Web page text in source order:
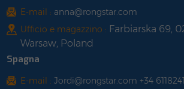
E-mail : anna@rongstar.com
Ufficio e magazzino : Farbiarska 69,
Warsaw, Poland
Spagna
E-mail : Jordi@rongstar.com +34